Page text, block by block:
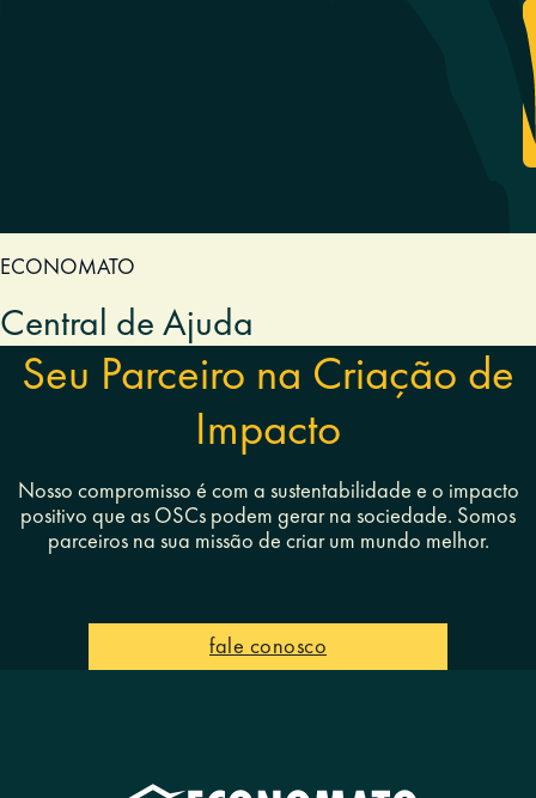
ECONOMATO
Central de Ajuda
Seu Parceiro na Criação de
Impacto
Nosso compromisso é com a sustentabilidade e o impacto
positivo que as OSCs podem gerar na sociedade. Somos
parceiros na sua missão de criar um mundo melhor.
fale conosco